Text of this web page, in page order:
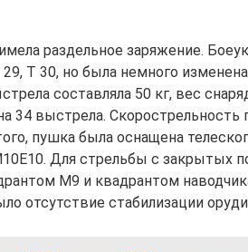
раздельное заряжение.
Т 30, но была немного
составляла 50 кг, вес
34 выстрела. Скорострельность
пушка была оснащена
Для стрельбы с закрытых
М9 и квадрантом
отсутствие стабилизации